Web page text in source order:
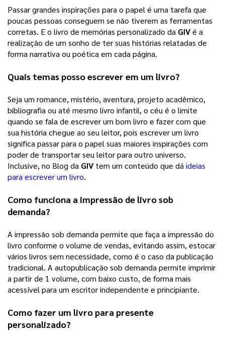
Passar grandes inspirações para o papel é uma tarefa que
poucas pessoas conseguem se não tiverem as ferramentas
corretas. E o livro de memórias personalizado da GIV é a
realização de um sonho de ter suas histórias relatadas de
forma narrativa ou poética em cada página.
Quais temas posso escrever em um livro?
Seja um romance, mistério, aventura, projeto acadêmico,
bibliografia ou até mesmo livro infantil, o céu é o limite
quando se fala de escrever um bom livro e fazer com que
sua história chegue ao seu leitor, pois escrever um livro
significa passar para o papel suas maiores inspirações com
poder de transportar seu leitor para outro universo.
Inclusive, no Blog da GIV tem um conteúdo que dá ideias
para escrever um livro.
Como funciona a impressão de livro sob
demanda?
A impressão sob demanda permite que faça a impressão do
livro conforme o volume de vendas, evitando assim, estocar
vários livros sem necessidade, como é o caso da publicação
tradicional. A autopublicação sob demanda permite imprimir
a partir de 1 volume, com baixo custo, de forma mais
acessível para um escritor independente e principiante.
Como fazer um livro para presente
personalizado?